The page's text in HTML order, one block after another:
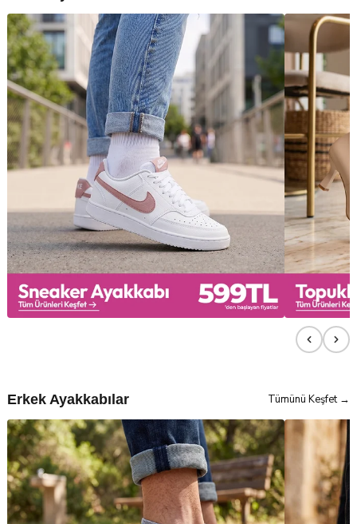
Erkek Ayakkabılar Tümünü Keşfet →